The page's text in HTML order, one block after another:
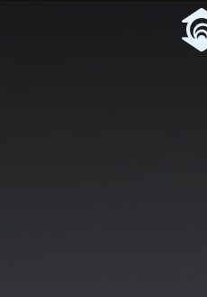
Pular para o Conteúdo principal